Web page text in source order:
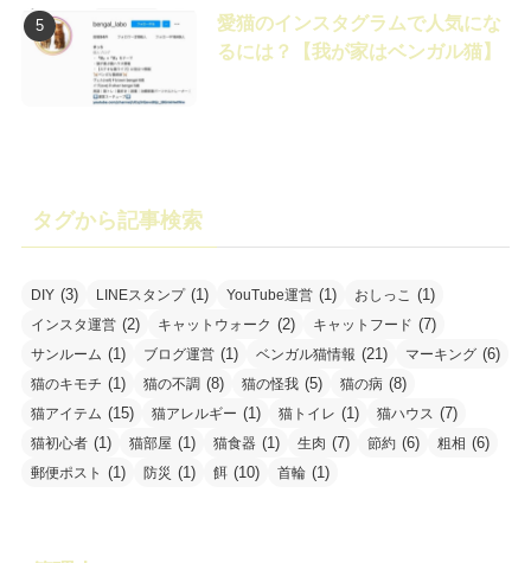
愛猫のインスタグラムで人気にな
るには？【我が家はベンガル猫】
タグから記事検索
DIY (3) LINEスタンプ(1) YouTube運営 (1) おしっこ (1)
インスタ運営 (2) キャットウォーク (2) キャットフード (7)
サンルーム (1) ブログ運営 (1) ベンガル猫情報 (21) マーキング (6)
猫のキモチ (1) 猫の不調 (8) 猫の怪我 (5) 猫の病 (8)
猫アイテム (15) 猫アレルギー (1) 猫トイレ (1) 猫ハウス (7)
猫初心者 (1) 猫部屋 (1) 猫食器 (1) 生肉 (7) 節約 (6) 粗相 (6)
郵便ポスト (1) 防災 (1) 餌 (10) 首輪 (1)